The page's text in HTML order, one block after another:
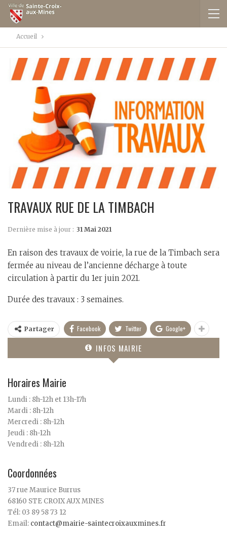
Accueil
TRAVAUX RUE DE LA TIMBACH
Dernière mise à jour : 31 Mai 2021
En raison des travaux de voirie, la rue de la Timbach sera
fermée au niveau de l’ancienne décharge à toute
circulation à partir du 1er juin 2021.
Durée des travaux : 3 semaines.
Partager Facebook Twitter Google+
INFOS MAIRIE
Horaires Mairie
Lundi : 8h-12h et 13h-17h
Mardi : 8h-12h
Mercredi : 8h-12h
Jeudi : 8h-12h
Vendredi : 8h-12h
Coordonnées
37 rue Maurice Burrus
68160 STE CROIX AUX MINES
Tél: 03 89 58 73 12
Email: contact@mairie-saintecroixauxmines.fr